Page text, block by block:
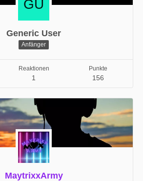
Generic User
Anfänger
Reaktionen
1
Punkte
156
MaytrixxArmy